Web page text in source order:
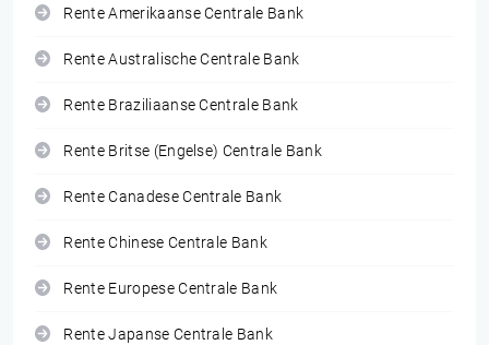
Rente Amerikaanse Centrale Bank
Rente Australische Centrale Bank
Rente Braziliaanse Centrale Bank
Rente Britse (Engelse) Centrale Bank
Rente Canadese Centrale Bank
Rente Chinese Centrale Bank
Rente Europese Centrale Bank
Rente Japanse Centrale Bank